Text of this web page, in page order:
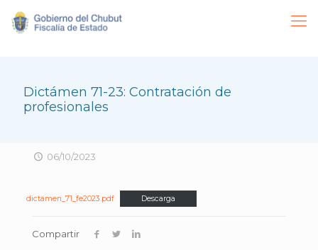
Dictámen 71-23: Contratación de
profesionales
06/10/2023
dictamen_71_fe2023.pdf Descarga
Compartir